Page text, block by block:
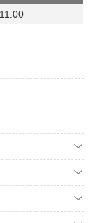
11:00